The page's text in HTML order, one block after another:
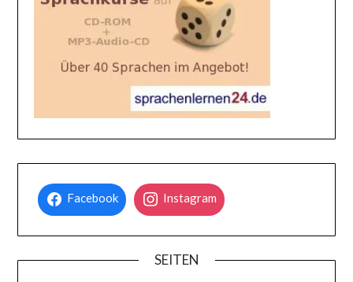
Facebook Instagram
SEITEN